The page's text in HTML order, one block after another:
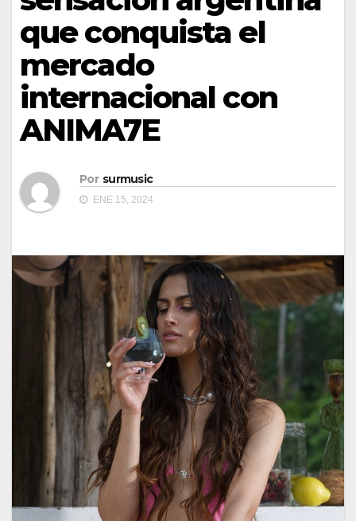
que conquista el
mercado
internacional con
ANIMA7E
Por surmusic
ENE 15, 2024